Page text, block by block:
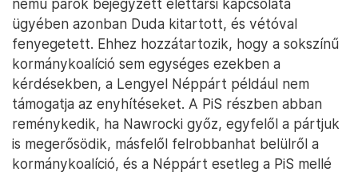
része lenne, hogy felülvizsgálnák a PiS által
kinevezett 2500 bírót, és várhatóan a legfelsőbb
bíróság két tagját is visszahívnák.
A Notes cikke megjegyezte, hogy Duda elnök
ugyanakkor nem sűrűn élt a vétójogával. Mióta a PO
vezette kormány hatalmon van, mindössze hat
jogszabályt vétózott meg, ugyanennyit küldött az
alkotmánybíróságra, több mint százat szentesített.